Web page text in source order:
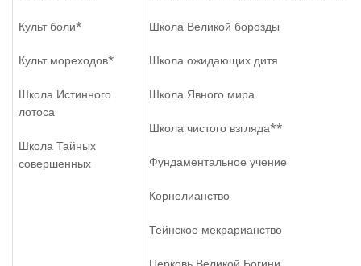
Культ боли*
Культ мореходов*
Школа Истинного
лотоса
Школа Тайных
совершенных
Школа Великой борозды
Школа ожидающих дитя
Школа Явного мира
Школа чистого взгляда**
Фундаментальное учение
Корнелианство
Тейнское мекрарианство
Церковь Великой Богини